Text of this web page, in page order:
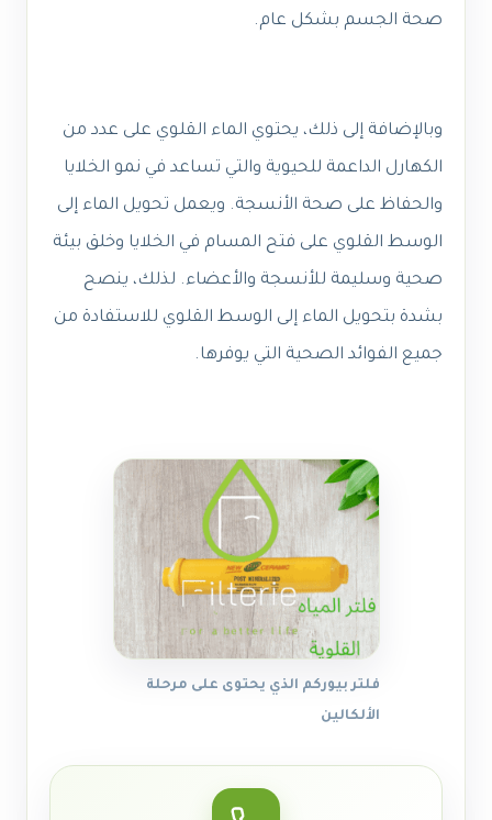
صحة الجسم بشكل عام.
وبالإضافة إلى ذلك، يحتوي الماء القلوي على عدد من
الكهارل الداعمة للحيوية والتي تساعد في نمو الخلايا
والحفاظ على صحة الأنسجة. ويعمل تحويل الماء إلى
الوسط القلوي على فتح المسام في الخلايا وخلق بيئة
صحية وسليمة للأنسجة والأعضاء. لذلك، ينصح
بشدة بتحويل الماء إلى الوسط القلوي للاستفادة من
جميع الفوائد الصحية التي يوفرها.
فلتر بيوركم الذي يحتوى على مرحلة
الألكالين